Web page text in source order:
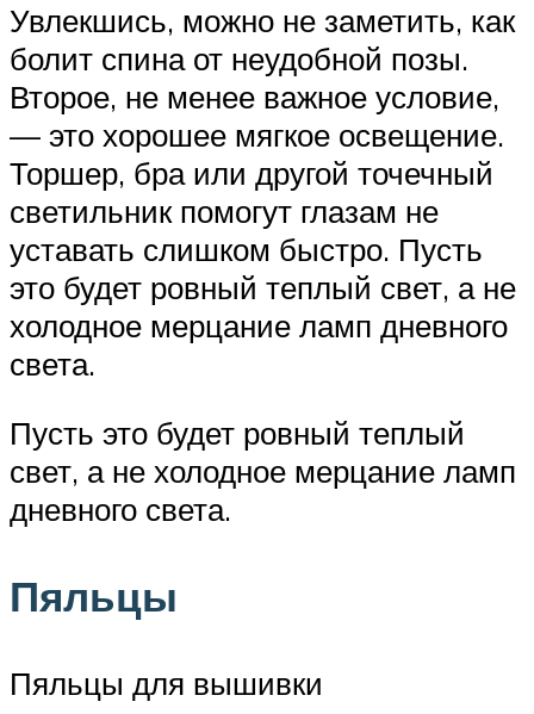
Увлекшись, можно не заметить, как
болит спина от неудобной позы.
Второе, не менее важное условие,
— это хорошее мягкое освещение.
Торшер, бра или другой точечный
светильник помогут глазам не
уставать слишком быстро. Пусть
это будет ровный теплый свет, а не
холодное мерцание ламп дневного
света.
Пусть это будет ровный теплый
свет, а не холодное мерцание ламп
дневного света.
Пяльцы
Пяльцы для вышивки